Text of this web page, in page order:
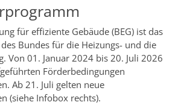
für effiziente Gebäude (BEG) ist das
Bundes für die Heizungs- und die
Von 01. Januar 2024 bis 20. Juli 2026
Förderbedingungen
Ab 21. Juli gelten neue
(siehe Infobox rechts).